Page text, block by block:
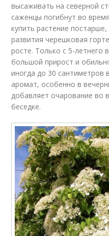
высаживать на северной
саженцы погибнут во
купить растение
развития черешковая
росте. Только с 5-летнего
большой прирост и
иногда до 30
аромат, особенно в
добавляет очарование во
беседке.